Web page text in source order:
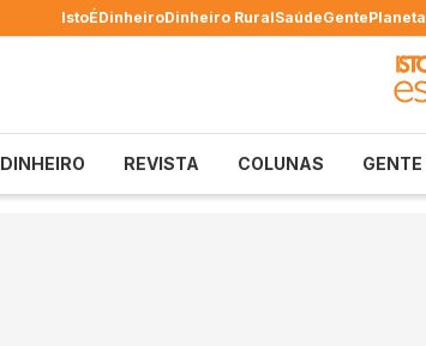
IstoÉDinheiroDinheiro RuralSaúdeGentePlaneta
DINHEIRO REVISTA COLUNAS GENTE